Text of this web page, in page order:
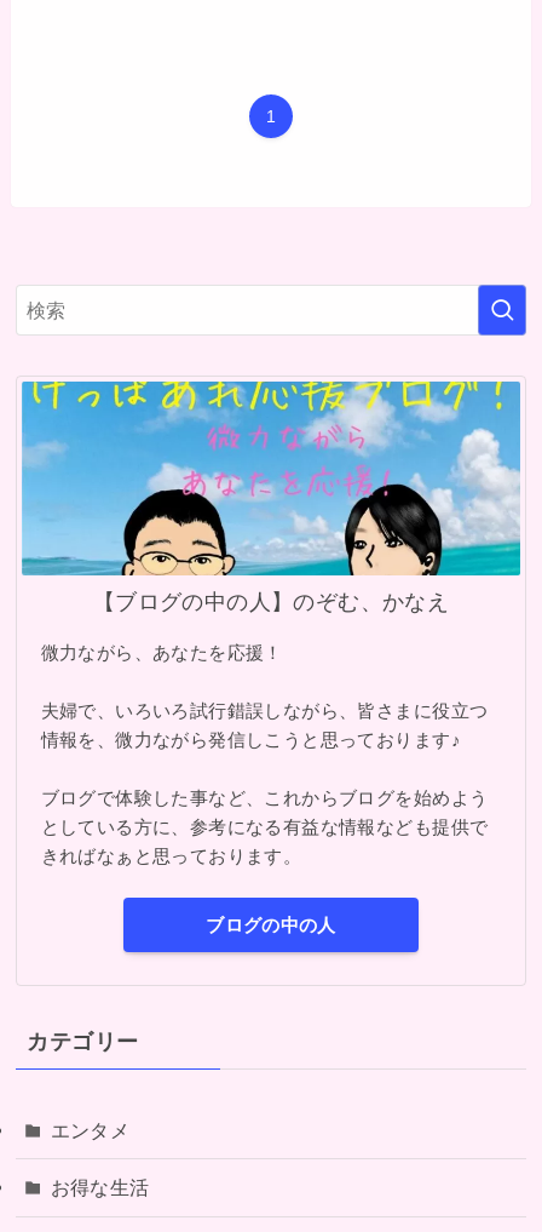
1
【ブログの中の人】のぞむ、かなえ
微力ながら、あなたを応援！
夫婦で、いろいろ試行錯誤しながら、皆さまに役立つ
情報を、微力ながら発信しこうと思っております♪
ブログで体験した事など、これからブログを始めよう
としている方に、参考になる有益な情報なども提供で
きればなぁと思っております。
ブログの中の人
カテゴリー
エンタメ
お得な生活